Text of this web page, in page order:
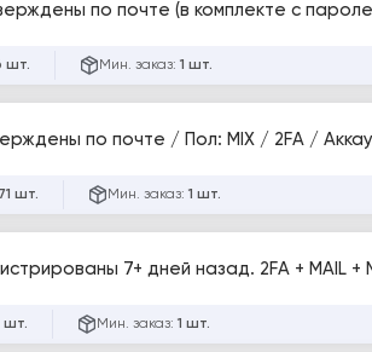
по почте (в комплекте с
шт. Мин. заказ: 1 шт.
Аккаунты
71 шт. Мин. заказ: 1 шт.
7+ дней назад. 2FA + MAIL +
шт. Мин. заказ: 1 шт.